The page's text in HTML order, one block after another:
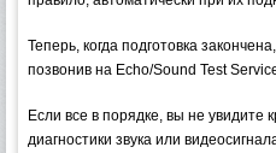
Теперь, когда подготовка
позвонив на Echo/Sound Test
Если все в порядке, вы не увидите
диагностики звука или